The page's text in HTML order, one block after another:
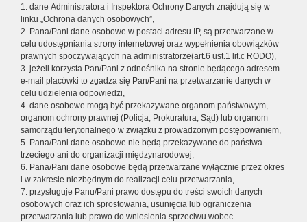
1. dane Administratora i Inspektora Ochrony Danych znajdują się w
linku „Ochrona danych osobowych”,
2. Pana/Pani dane osobowe w postaci adresu IP, są przetwarzane w
celu udostępniania strony internetowej oraz wypełnienia obowiązków
prawnych spoczywających na administratorze(art.6 ust.1 lit.c RODO),
3. jeżeli korzysta Pan/Pani z odnośnika na stronie będącego adresem
e-mail placówki to zgadza się Pan/Pani na przetwarzanie danych w
celu udzielenia odpowiedzi,
4. dane osobowe mogą być przekazywane organom państwowym,
organom ochrony prawnej (Policja, Prokuratura, Sąd) lub organom
samorządu terytorialnego w związku z prowadzonym postępowaniem,
5. Pana/Pani dane osobowe nie będą przekazywane do państwa
trzeciego ani do organizacji międzynarodowej,
6. Pana/Pani dane osobowe będą przetwarzane wyłącznie przez okres
i w zakresie niezbędnym do realizacji celu przetwarzania,
7. przysługuje Panu/Pani prawo dostępu do treści swoich danych
osobowych oraz ich sprostowania, usunięcia lub ograniczenia
przetwarzania lub prawo do wniesienia sprzeciwu wobec